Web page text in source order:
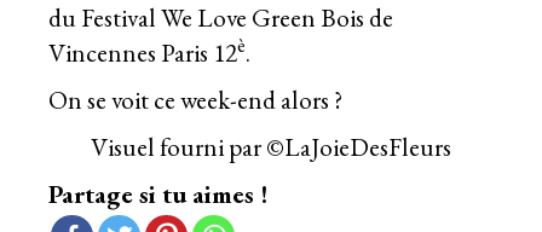
du Festival We Love Green Bois de
Vincennes Paris 12è.
On se voit ce week-end alors ?
Visuel fourni par ©LaJoieDesFleurs
Partage si tu aimes !